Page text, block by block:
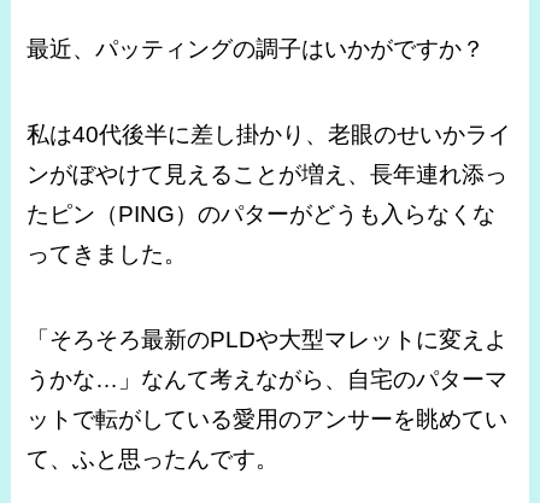
最近、パッティングの調子はいかがですか？
私は40代後半に差し掛かり、老眼のせいかライ
ンがぼやけて見えることが増え、長年連れ添っ
たピン（PING）のパターがどうも入らなくな
ってきました。
「そろそろ最新のPLDや大型マレットに変えよ
うかな…」なんて考えながら、自宅のパターマ
ットで転がしている愛用のアンサーを眺めてい
て、ふと思ったんです。